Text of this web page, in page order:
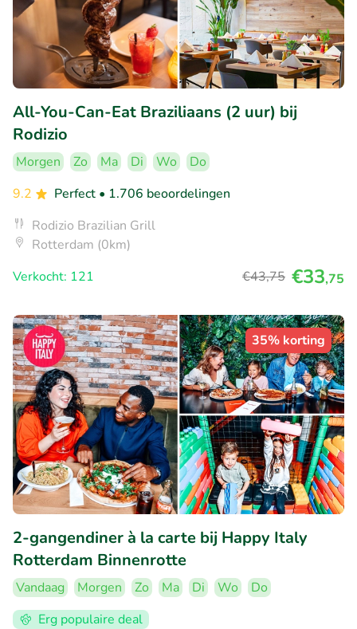
All-You-Can-Eat Braziliaans (2 uur) bij
Rodizio
Morgen Zo Ma Di Wo
Do
9.2
Perfect • 1.706 beoordelingen
Rodizio Brazilian Grill
Rotterdam (0km)
Verkocht: 121
€43,75 €33,75
35% korting
2-gangendiner à la carte bij Happy Italy
Rotterdam Binnenrotte
Vandaag Morgen Zo Ma Di Wo
Do
Erg populaire deal